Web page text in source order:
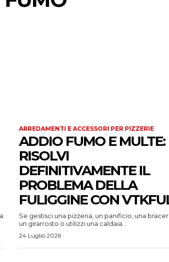
ARREDAMENTI E ACCESSORI PER PIZZERIE
ADDIO FUMO E MULTE:
RISOLVI
DEFINITIVAMENTE IL
PROBLEMA DELLA
FULIGGINE CON
Se gestisci una pizzeria, un panificio, una
un girarrosto o utilizzi una caldaia...
24 Luglio 2026